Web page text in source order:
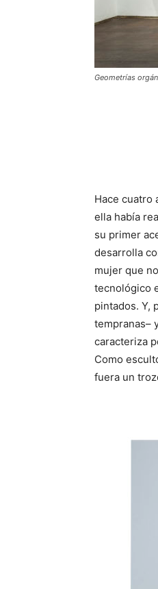
Geometrías
Hace cuatro
ella había
su primer
desarrolla
mujer que
tecnológico
pintados. Y,
tempranas–
caracteriza
Como
fuera un